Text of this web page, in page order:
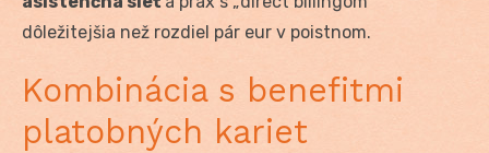
dôležitejšia než rozdiel pár eur v poistnom.
Kombinácia s benefitmi
platobných kariet